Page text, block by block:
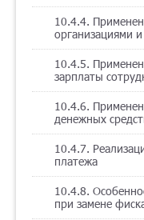
10.4.4.
организациями
10.4.5.
зарплаты
10.4.6.
денежных
10.4.7.
платежа
10.4.8.
при замене